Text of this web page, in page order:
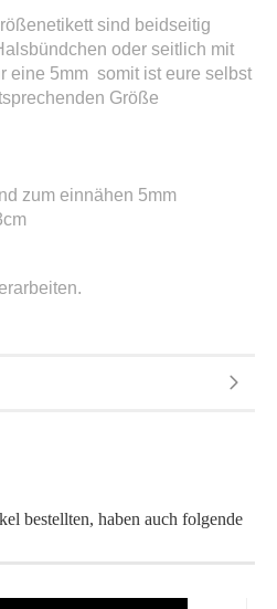
sind beidseitig
oder seitlich mit
eine 5mm somit ist eure selbst
Größe
zum einnähen 5mm
bestellten, haben auch folgende